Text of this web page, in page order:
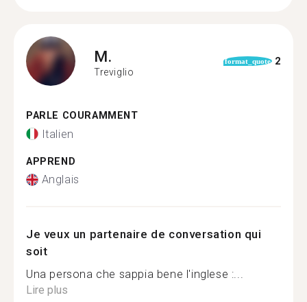
M.
Treviglio
format_quote 2
PARLE COURAMMENT
Italien
APPREND
Anglais
Je veux un partenaire de conversation qui
soit
Una persona che sappia bene l'inglese :...
Lire plus